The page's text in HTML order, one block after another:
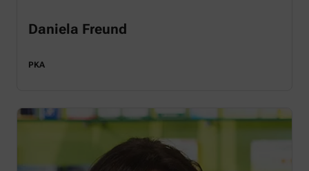
Daniela Freund
PKA